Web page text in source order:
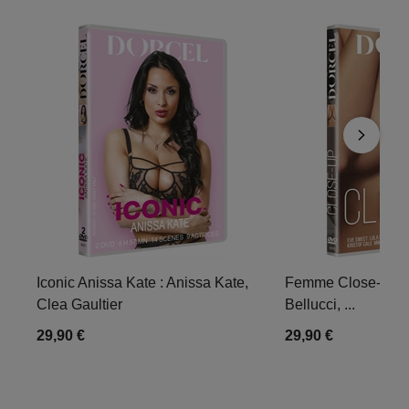
Iconic Anissa Kate : Anissa Kate,
Clea Gaultier
29,90 €
Femme Close-up
Bellucci, ...
29,90 €